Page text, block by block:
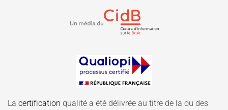
La certification qualité a été délivrée au titre de la ou des